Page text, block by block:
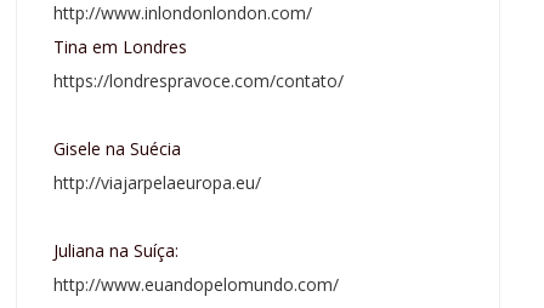
http://www.inlondonlondon.com/
Tina em Londres
https://londrespravoce.com/contato/
Gisele na Suécia
http://viajarpelaeuropa.eu/
Juliana na Suíça:
http://www.euandopelomundo.com/